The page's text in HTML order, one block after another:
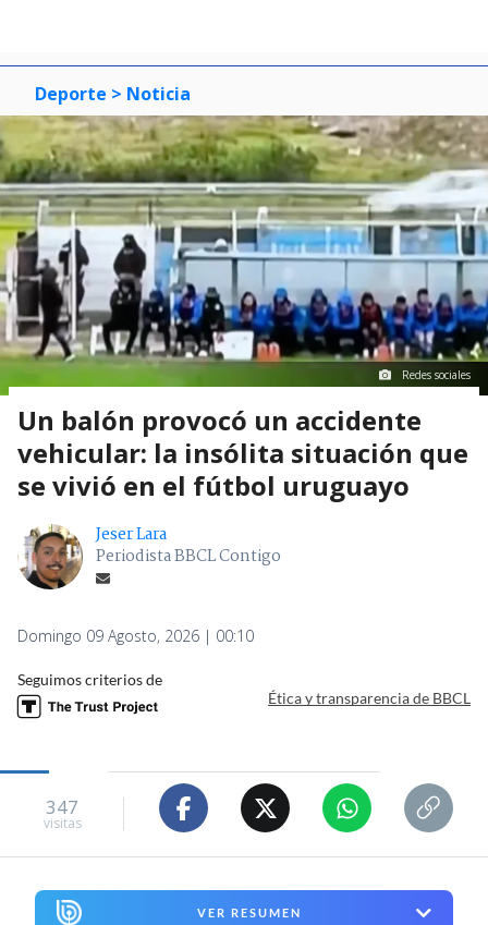
Deporte > Noticia
Redes sociales
Un balón provocó un accidente
vehicular: la insólita situación que
se vivió en el fútbol uruguayo
Jeser Lara
Periodista BBCL Contigo
Domingo 09 Agosto, 2026 | 00:10
Seguimos criterios de
Ética y transparencia de BBCL
347
visitas
VER RESUMEN